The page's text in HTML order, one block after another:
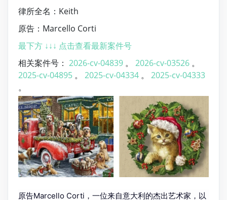
律所全名：Keith
原告：Marcello Corti
最下方 ↓↓↓ 点击查看最新案件号
相关案件号： 2026-cv-04839 。 2026-cv-03526 。
2025-cv-04895 。 2025-cv-04334 。
2025-cv-04333
。
原告Marcello Corti，一位来自意大利的杰出艺术家，以